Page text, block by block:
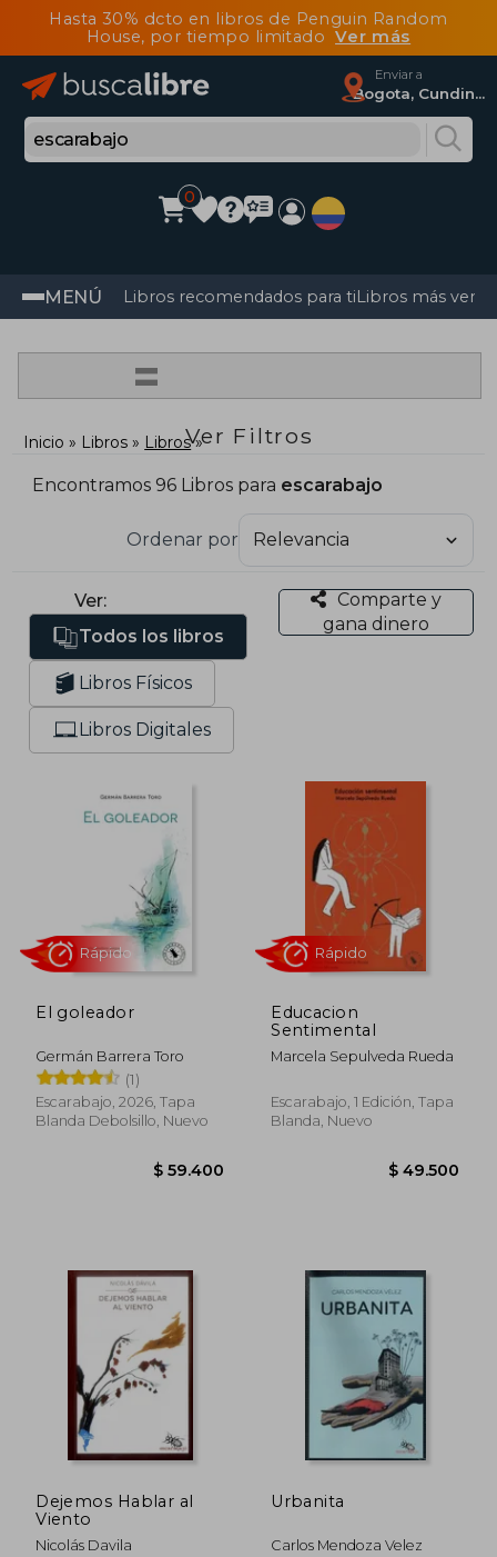
Hasta 30% dcto en libros de Penguin Random
House, por tiempo limitadoVer más
Enviar a
Bogota, Cundinamarca
0
MENÚ Libros recomendados para tiLibros más
=
Ver Filtros
Inicio Libros Libros
Encontramos 96 Libros para escarabajo
Ordenar por
Ver:
Todos los libros
Libros Físicos
Libros Digitales
Comparte y
gana dinero
El goleador
Germán Barrera Toro
(1)
Escarabajo, 2026, Tapa
Blanda Debolsillo, Nuevo
Rápido
Educacion
Sentimental
Marcela Sepulveda Rueda
Escarabajo, 1 Edición, Tapa
Blanda, Nuevo
Rápido
Dejemos Hablar al
Viento
Nicolás Davila
Urbanita
Carlos Mendoza Velez